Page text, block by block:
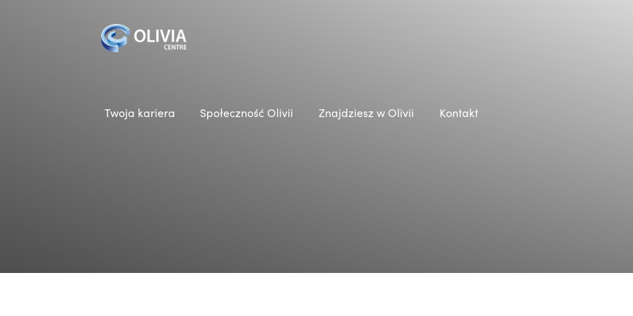
Twoja kariera Społeczność Olivii Znajdziesz w Olivii Kontakt